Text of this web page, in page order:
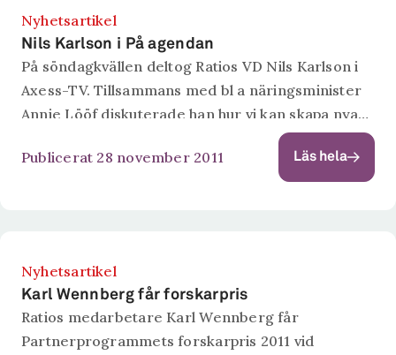
Nyhetsartikel
Nils Karlson i På agendan
På söndagkvällen deltog Ratios VD Nils Karlson i
Axess-TV. Tillsammans med bl a näringsminister
Annie Lööf diskuterade han hur vi kan skapa nya
jobb i växande företag. Politiken mötte
vetenskapen i ett program om näringspolitiken....
Publicerat 28 november 2011 Läs hela
Nyhetsartikel
Karl Wennberg får forskarpris
Ratios medarbetare Karl Wennberg får
Partnerprogrammets forskarpris 2011 vid